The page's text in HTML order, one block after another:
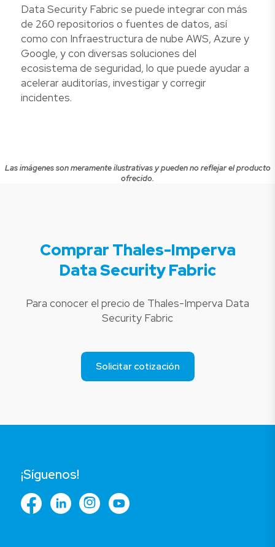
Data Security Fabric se puede integrar con más
de 260 repositorios o fuentes de datos, así
como con Infraestructura de nube AWS, Azure y
Google, y con diversas soluciones del
ecosistema de seguridad, lo que puede ayudar a
acelerar auditorías, investigar y corregir
incidentes.
Las imágenes son meramente ilustrativas y pueden no reflejar el producto
ofrecido.
Comprar Thales-Imperva
Data Security Fabric
Para conocer el precio de Thales-Imperva Data
Security Fabric
Solicitar cotización
¡Síguenos!